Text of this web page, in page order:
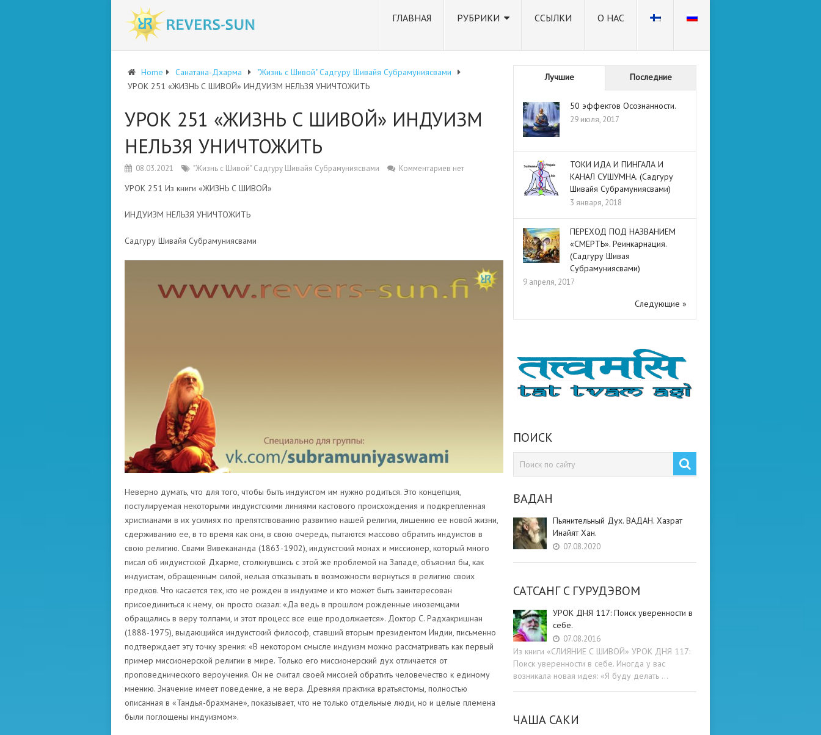
ГЛАВНАЯ РУБРИКИ ССЫЛКИ О НАС
Home Санатана-Дхарма
"Жизнь с Шивой" Садгуру Шивайя Субрамуниясвами
УРОК 251 «ЖИЗНЬ С ШИВОЙ» ИНДУИЗМ НЕЛЬЗЯ УНИЧТОЖИТЬ
УРОК 251 «ЖИЗНЬ С ШИВОЙ» ИНДУИЗМ
НЕЛЬЗЯ УНИЧТОЖИТЬ
08.03.2021 "Жизнь с Шивой" Садгуру Шивайя Субрамуниясвами Комментариев нет
УРОК 251 Из книги «ЖИЗНЬ С ШИВОЙ»
ИНДУИЗМ НЕЛЬЗЯ УНИЧТОЖИТЬ
Садгуру Шивайя Субрамуниясвами
Неверно думать, что для того, чтобы быть индуистом им нужно родиться. Это концепция,
постулируемая некоторыми индуистскими линиями кастового происхождения и подкрепленная
христианами в их усилиях по препятствованию развитию нашей религии, лишению ее новой жизни,
сдерживанию ее, в то время как они, в свою очередь, пытаются массово обратить индуистов в
свою религию. Свами Вивекананда (1863-1902), индуистский монах и миссионер, который много
писал об индуистской Дхарме, столкнувшись с этой же проблемой на Западе, объяснил бы, как
индуистам, обращенным силой, нельзя отказывать в возможности вернуться в религию своих
предков. Что касается тех, кто не рожден в индуизме и кто может быть заинтересован
присоединиться к нему, он просто сказал: «Да ведь в прошлом рожденные иноземцами
обращались в веру толпами, и этот процесс все еще продолжается». Доктор С. Радхакришнан
(1888-1975), выдающийся индуистский философ, ставший вторым президентом Индии, письменно
подтверждает эту точку зрения: «В некотором смысле индуизм можно рассматривать как первый
пример миссионерской религии в мире. Только его миссионерский дух отличается от
проповеднического вероучения. Он не считал своей миссией обратить человечество к единому
мнению. Значение имеет поведение, а не вера. Древняя практика вратьястомы, полностью
описанная в «Тандья-брахмане», показывает, что не только отдельные люди, но и целые племена
были поглощены индуизмом».
Лучшие Последние
50 эффектов Осознанности.
29 июля, 2017
ТОКИ ИДА И ПИНГАЛА И
КАНАЛ СУШУМНА. (Садгуру
Шивайя Субрамуниясвами)
3 января, 2018
ПЕРЕХОД ПОД НАЗВАНИЕМ
«СМЕРТЬ». Реинкарнация.
(Садгуру Шивая
Субрамуниясвами)
9 апреля, 2017
Следующие »
ПОИСК
ВАДАН
Пьянительный Дух. ВАДАН. Хазрат
Инайят Хан.
07.08.2020
САТСАНГ C ГУРУДЭВОМ
УРОК ДНЯ 117: Поиск уверенности в
себе.
07.08.2016
Из книги «СЛИЯНИЕ С ШИВОЙ» УРОК ДНЯ 117:
Поиск уверенности в себе. Иногда у вас
возникала новая идея: «Я буду делать …
ЧАША САКИ